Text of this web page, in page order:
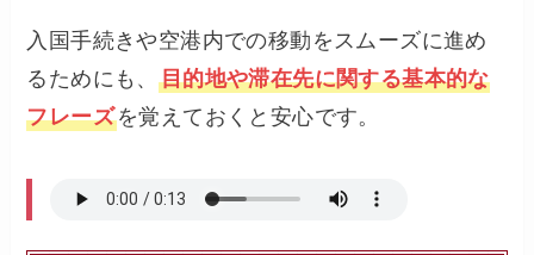
入国手続きや空港内での移動をスムーズに進め
るためにも、 目的地や滞在先に関する基本的な
フレーズを覚えておくと安心です。